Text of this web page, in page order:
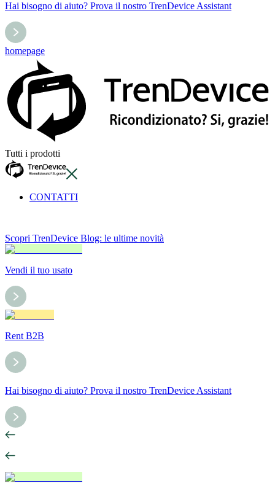
Hai bisogno di aiuto? Prova il nostro TrenDevice Assistant
homepage
Tutti i prodotti
CONTATTI
Scopri TrenDevice Blog: le ultime novità
Vendi il tuo usato
Rent B2B
Hai bisogno di aiuto? Prova il nostro TrenDevice Assistant